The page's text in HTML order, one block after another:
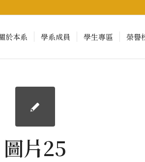
於本系 學系成員 學生專區 榮譽
圖片25